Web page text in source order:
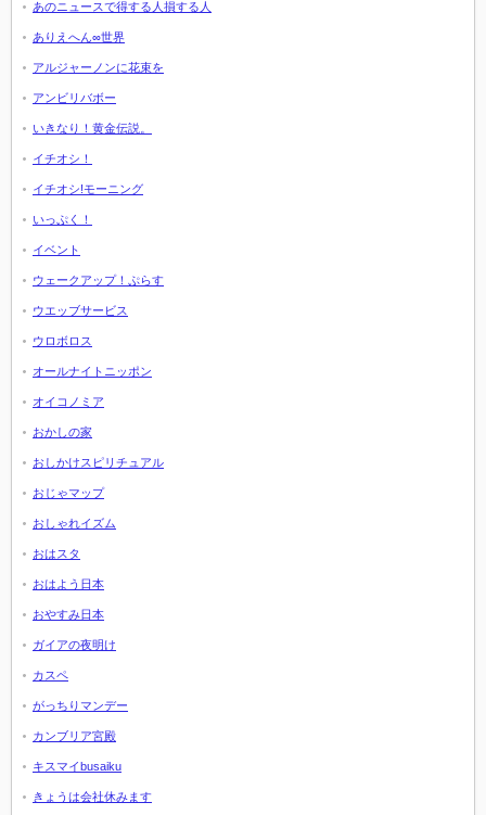
あのニュースで得する人損する人
ありえへん∞世界
アルジャーノンに花束を
アンビリバボー
いきなり！黄金伝説。
イチオシ！
イチオシ!モーニング
いっぷく！
イベント
ウェークアップ！ぷらす
ウエッブサービス
ウロボロス
オールナイトニッポン
オイコノミア
おかしの家
おしかけスピリチュアル
おじゃマップ
おしゃれイズム
おはスタ
おはよう日本
おやすみ日本
ガイアの夜明け
カスペ
がっちりマンデー
カンブリア宮殿
キスマイbusaiku
きょうは会社休みます